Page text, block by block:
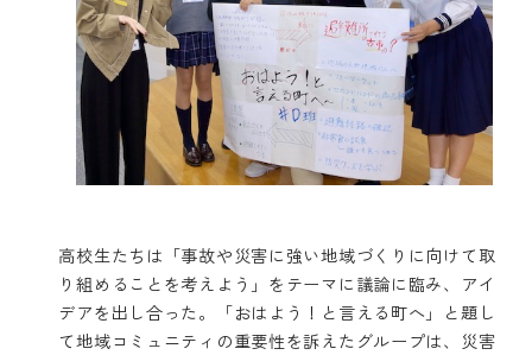
高校生たちは「事故や災害に強い地域づくりに向けて取
り組めることを考えよう」をテーマに議論に臨み、アイ
デアを出し合った。「おはよう！と言える町へ」と題し
て地域コミュニティの重要性を訴えたグループは、災害